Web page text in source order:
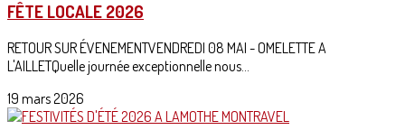
FÊTE LOCALE 2026
RETOUR SUR ÉVENEMENTVENDREDI 08 MAI - OMELETTE A
L'AILLETQuelle journée exceptionnelle nous...
19 mars 2026